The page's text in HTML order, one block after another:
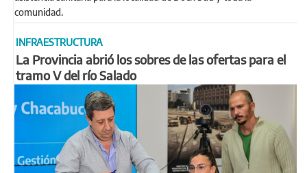
comunidad.
INFRAESTRUCTURA
La Provincia abrió los sobres de las ofertas para el
tramo V del río Salado